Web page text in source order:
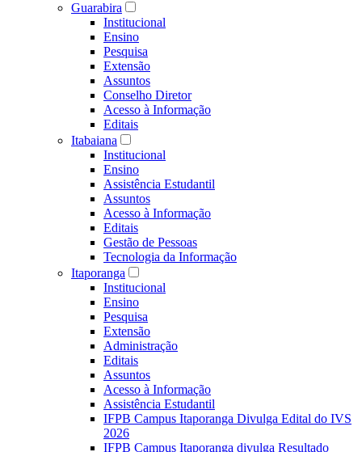
Guarabira
Institucional
Ensino
Pesquisa
Extensão
Assuntos
Conselho Diretor
Acesso à Informação
Editais
Itabaiana
Institucional
Ensino
Assistência Estudantil
Assuntos
Acesso à Informação
Editais
Gestão de Pessoas
Tecnologia da Informação
Itaporanga
Institucional
Ensino
Pesquisa
Extensão
Administração
Editais
Assuntos
Acesso à Informação
Assistência Estudantil
IFPB Campus Itaporanga Divulga Edital do IVS
2026
IFPB Campus Itaporanga divulga Resultado